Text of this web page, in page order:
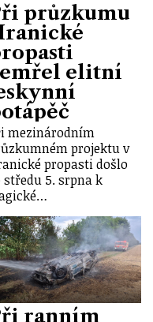
průzkumu
elitní
mezinárodním
projektu v
propasti došlo
středu 5. srpna k
ranním